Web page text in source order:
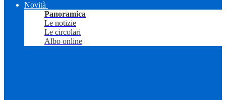
Novità
Panoramica
Le notizie
Le circolari
Albo online